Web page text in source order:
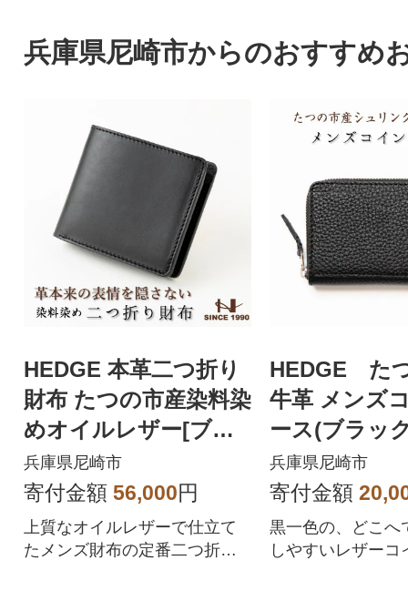
兵庫県尼崎市からのおすすめ
HEDGE 本革二つ折り
財布 たつの市産染料染
めオイルレザー[ブラ
ック] メンズ財布
兵庫県尼崎市
寄付金額 56,000円
上質なオイルレザーで仕立て
たメンズ財布の定番二つ折り
HEDGE た
牛革 メンズ
ース(ブラッ
ポケット付
ンク型押し
兵庫県尼崎市
寄付金額
黒一色の、どこへ
しやすいレザーコ